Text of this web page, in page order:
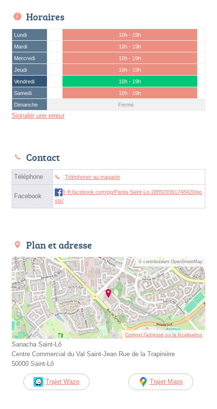
Horaires
Lundi
10h - 19h
Mardi
10h - 19h
Mercredi
10h - 19h
Jeudi
10h - 19h
Vendredi
10h - 19h
Samedi
10h - 19h
Dimanche
Fermé
Signaler une erreur
Contact
Téléphone Téléphoner au magasin
Facebook
fr-fr.facebook.com/pg/Panta-Saint-Lo-288929361748420/po
sts/
Plan et adresse
© contributeurs OpenStreetMap
Corriger l’adresse ou la localisation
Sanacha Saint-Lô
Centre Commercial du Val Saint-Jean Rue de la Trapinière
50000 Saint-Lô
Trajet Waze Trajet Maps